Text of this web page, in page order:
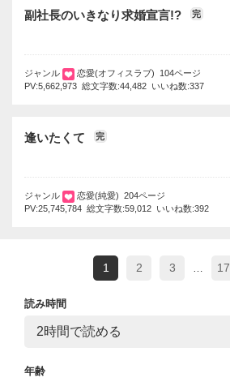
副社長のいきなり求婚宣言!? 完
ジャンル
恋愛(オフィスラブ) 104ページ
PV:5,662,973 総文字数:44,482 いいね数:337
逢いたくて 完
ジャンル
恋愛(純愛) 204ページ
PV:25,745,784 総文字数:59,012 いいね数:392
1 2 3 … 17
読み時間
年齢